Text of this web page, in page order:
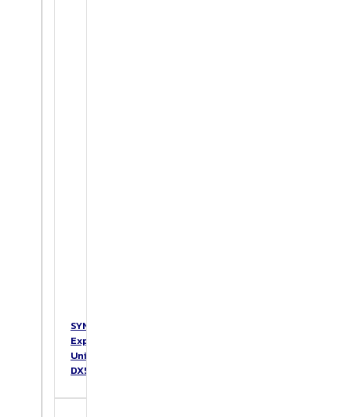
SYNOLOGY
Expansion
Unit
DX517